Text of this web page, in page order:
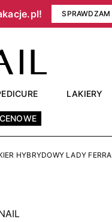
SPRAWDZAM
LAKIERY
HYBRYDOWY LADY